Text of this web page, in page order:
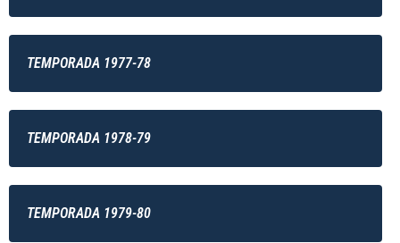
TEMPORADA 1977-78
TEMPORADA 1978-79
TEMPORADA 1979-80